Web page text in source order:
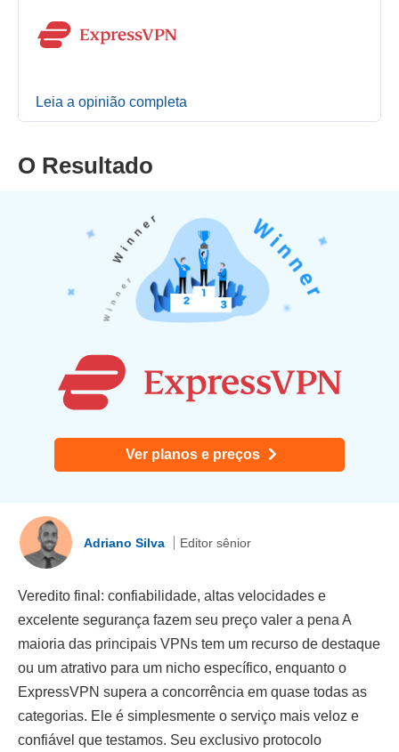
Leia a opinião completa
O Resultado
Ver planos e preços
Adriano Silva Editor sênior
Veredito final: confiabilidade, altas velocidades e
excelente segurança fazem seu preço valer a pena A
maioria das principais VPNs tem um recurso de destaque
ou um atrativo para um nicho específico, enquanto o
ExpressVPN supera a concorrência em quase todas as
categorias. Ele é simplesmente o serviço mais veloz e
confiável que testamos. Seu exclusivo protocolo